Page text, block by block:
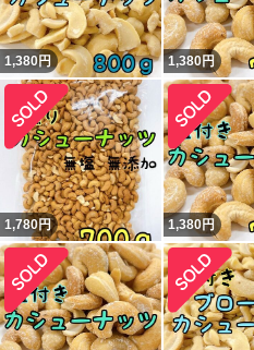
1,380円 1,380円
1,780円 1,380円